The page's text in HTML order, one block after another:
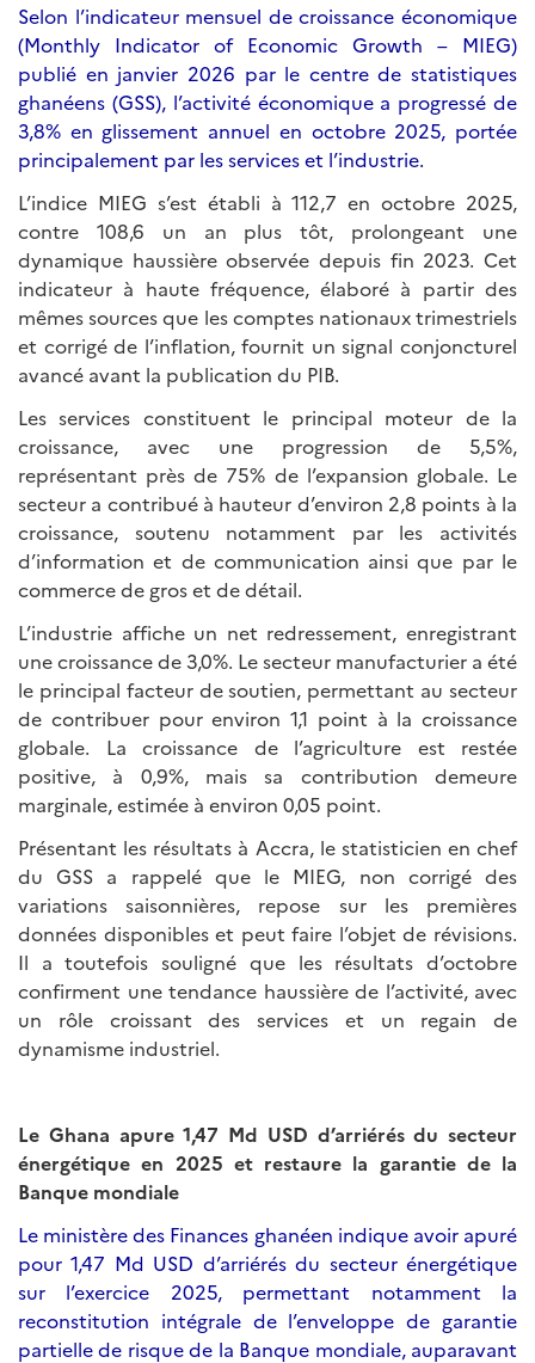
Selon l’indicateur mensuel de croissance économique
(Monthly Indicator of Economic Growth – MIEG)
publié en janvier 2026 par le centre de statistiques
ghanéens (GSS), l’activité économique a progressé de
3,8% en glissement annuel en octobre 2025, portée
principalement par les services et l’industrie.
L’indice MIEG s’est établi à 112,7 en octobre 2025,
contre 108,6 un an plus tôt, prolongeant une
dynamique haussière observée depuis fin 2023. Cet
indicateur à haute fréquence, élaboré à partir des
mêmes sources que les comptes nationaux trimestriels
et corrigé de l’inflation, fournit un signal conjoncturel
avancé avant la publication du PIB.
Les services constituent le principal moteur de la
croissance, avec une progression de 5,5%,
représentant près de 75% de l’expansion globale. Le
secteur a contribué à hauteur d’environ 2,8 points à la
croissance, soutenu notamment par les activités
d’information et de communication ainsi que par le
commerce de gros et de détail.
L’industrie affiche un net redressement, enregistrant
une croissance de 3,0%. Le secteur manufacturier a été
le principal facteur de soutien, permettant au secteur
de contribuer pour environ 1,1 point à la croissance
globale. La croissance de l’agriculture est restée
positive, à 0,9%, mais sa contribution demeure
marginale, estimée à environ 0,05 point.
Présentant les résultats à Accra, le statisticien en chef
du GSS a rappelé que le MIEG, non corrigé des
variations saisonnières, repose sur les premières
données disponibles et peut faire l’objet de révisions.
Il a toutefois souligné que les résultats d’octobre
confirment une tendance haussière de l’activité, avec
un rôle croissant des services et un regain de
dynamisme industriel.
Le Ghana apure 1,47 Md USD d’arriérés du secteur
énergétique en 2025 et restaure la garantie de la
Banque mondiale
Le ministère des Finances ghanéen indique avoir apuré
pour 1,47 Md USD d’arriérés du secteur énergétique
sur l’exercice 2025, permettant notamment la
reconstitution intégrale de l’enveloppe de garantie
partielle de risque de la Banque mondiale, auparavant